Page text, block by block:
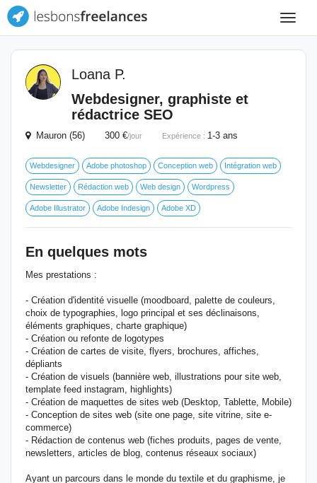
Toggle
Loana P.
Webdesigner, graphiste et
rédactrice SEO
Mauron (56) 300 €/jour Expérience : 1-3 ans
Webdesigner Adobe photoshop Conception web Intégration web
Newsletter Rédaction web Web design Wordpress
Adobe Illustrator Adobe Indesign Adobe XD
En quelques mots
Mes prestations :
- Création d'identité visuelle (moodboard, palette de couleurs,
choix de typographies, logo principal et ses déclinaisons,
éléments graphiques, charte graphique)
- Création ou refonte de logotypes
- Création de cartes de visite, flyers, brochures, affiches,
dépliants
- Création de visuels (bannière web, illustrations pour site web,
template feed instagram, highlights)
- Création de maquettes de sites web (Desktop, Tablette, Mobile)
- Conception de sites web (site one page, site vitrine, site e-
commerce)
- Rédaction de contenus web (fiches produits, pages de vente,
newsletters, articles de blog, contenus réseaux sociaux)
Ayant un parcours dans le monde du textile et du graphisme, je